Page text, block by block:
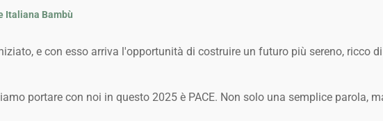
Italiana Bambù
e con esso arriva l'opportunità di costruire un futuro più sereno, ricco
portare con noi in questo 2025 è PACE. Non solo una semplice parola,